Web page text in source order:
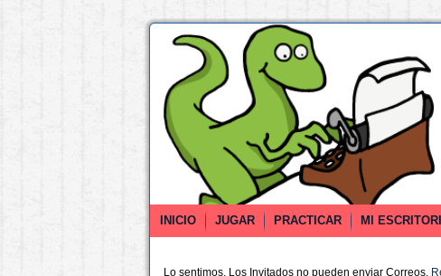
INICIO JUGAR PRACTICAR MI
Lo sentimos. Los Invitados no pueden enviar Correos.